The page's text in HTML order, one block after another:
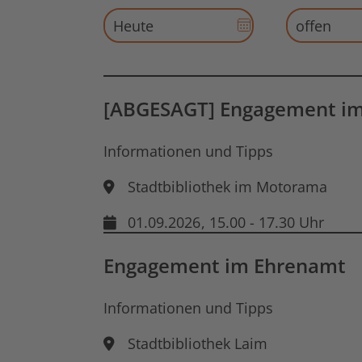
Datums-
Auswahl
Startdatum
[ABGESAGT] Engagement
Informationen und Tipps
Stadtbibliothek im Motorama
01.09.2026, 15.00 - 17.30 Uhr
Engagement im Ehrenamt
Informationen und Tipps
Stadtbibliothek Laim